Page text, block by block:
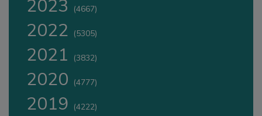
2023 (4667)
2022 (5305)
2021 (3832)
2020 (4777)
2019 (4222)